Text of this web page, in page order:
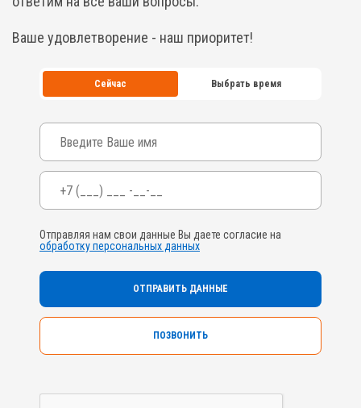
Ваше удовлетворение - наш приоритет!
Сейчас Выбрать время
Ваше имя
Телефон
Отправляя нам свои данные Вы даете согласие на
обработку персональных данных
ПОЗВОНИТЬ